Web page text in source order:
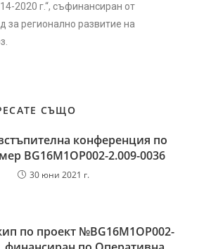
2020 г.“, съфинансиран от
за регионално развитие на
СЪЩО
конференция по
BG16M1OP002-2.009-0036
30 юни 2021 г.
по проект №BG16M1OP002-